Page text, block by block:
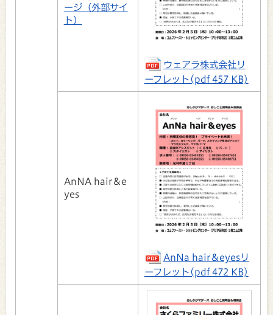
ージ（外部サイ
ト）
ウェアラ株式会社リ
ーフレット(pdf 457 KB)
AnNA hair＆e
yes
AnNa hair＆eyesリ
ーフレット(pdf 472 KB)